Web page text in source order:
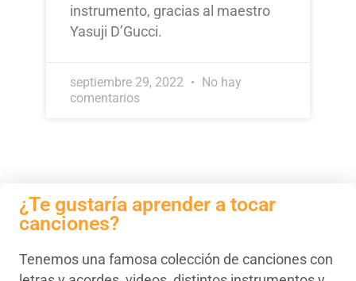
instrumento, gracias al maestro
Yasuji D’Gucci.
septiembre 29, 2022
No hay
comentarios
¿Te gustaría aprender a tocar
canciones?
Tenemos una famosa colección de canciones con